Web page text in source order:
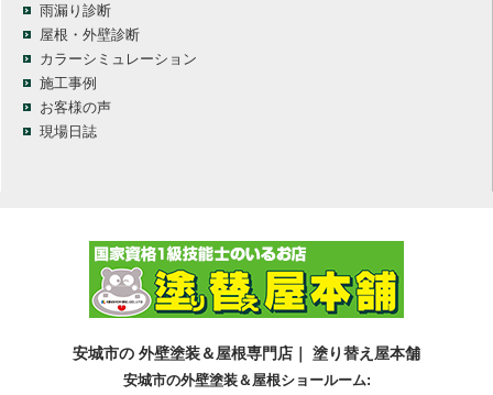
雨漏り診断
屋根・外壁診断
カラーシミュレーション
施工事例
お客様の声
現場日誌
安城市の 外壁塗装＆屋根専門店｜ 塗り替え屋本舗
安城市の外壁塗装＆屋根ショールーム: